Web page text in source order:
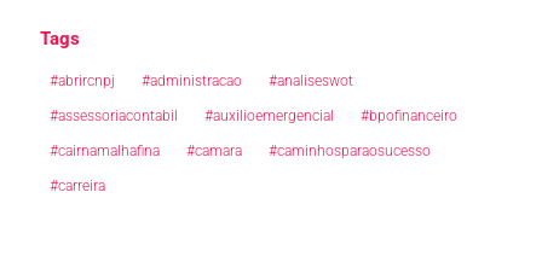
Tags
#abrircnpj #administracao #analiseswot
#assessoriacontabil #auxilioemergencial #bpofinanceiro
#cairnamalhafina #camara #caminhosparaosucesso
#carreira